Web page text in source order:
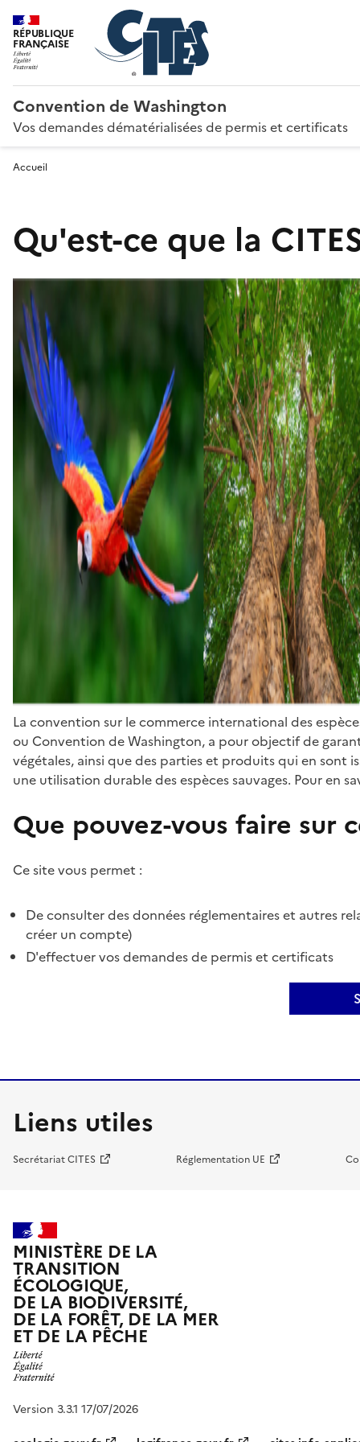
RÉPUBLIQUE
FRANÇAISE
Convention de Washington
Vos demandes dématérialisées de permis et certificats
Accueil
Qu'est-ce que la
La convention sur le commerce international des
ou Convention de Washington, a pour objectif de
végétales, ainsi que des parties et produits qui en sont
une utilisation durable des espèces sauvages. Pour en
Que pouvez-vous faire sur
Ce site vous permet :
De consulter des données réglementaires et autres
créer un compte)
D'effectuer vos demandes de permis et certificats
Liens utiles
Secrétariat CITES Réglementation UE
MINISTÈRE DE LA
TRANSITION
ÉCOLOGIQUE,
DE LA BIODIVERSITÉ,
DE LA FORÊT, DE LA MER
ET DE LA PÊCHE
Version 3.3.1 17/07/2026